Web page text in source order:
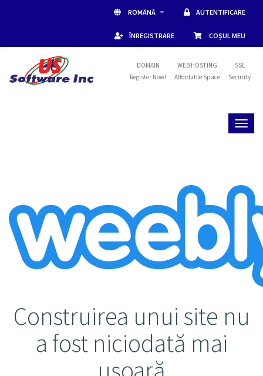
ROMÂNĂ AUTENTIFICARE
ÎNREGISTRARE COȘUL MEU
DOMAIN
Register Now!
WEB HOSTING
Affordable Space
SSL
Security
Construirea unui site nu
a fost niciodată mai